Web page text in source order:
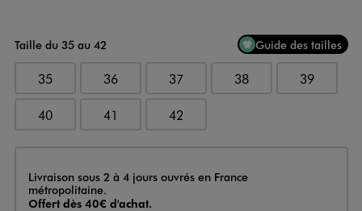
Taille du 35 au 42 Guide des tailles
35 36 37 38 39
40 41 42
Livraison
Livraison sous 2 à 4 jours ouvrés en France
métropolitaine.
Offert dès 40€ d'achat.